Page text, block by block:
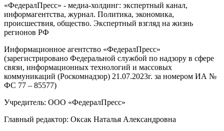
«ФедералПресс» - медиа-холдинг: экспертный канал,
информагентства, журнал. Политика, экономика,
происшествия, общество. Экспертный взгляд на жизнь
регионов РФ
Информационное агентство «ФедералПресс»
(зарегистрировано Федеральной службой по надзору в сфере
связи, информационных технологий и массовых
коммуникаций (Роскомнадзор) 21.07.2023г. за номером ИА №
ФС 77 – 85577)
Учредитель: ООО «ФедералПресс»
Главный редактор: Оксак Наталья Александровна